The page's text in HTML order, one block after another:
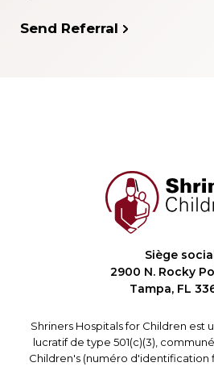
Send Referral
Siège social
2900 N. Rocky
Tampa, FL
Shriners Hospitals for Children est
lucratif de type 501(c)(3),
Children's (numéro d'identification